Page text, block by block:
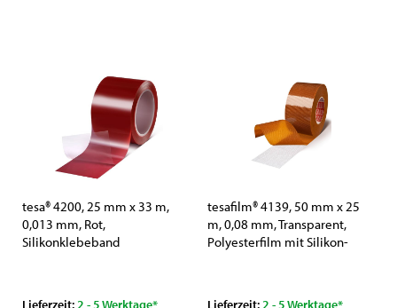
tesa® 4200, 25 mm x 33 m,
0,013 mm, Rot,
Silikonklebeband
Lieferzeit:2 - 5 Werktage*
tesafilm® 4139, 50 mm x 25
m, 0,08 mm, Transparent,
Polyesterfilm mit Silikon-
Lieferzeit:2 - 5 Werktage*